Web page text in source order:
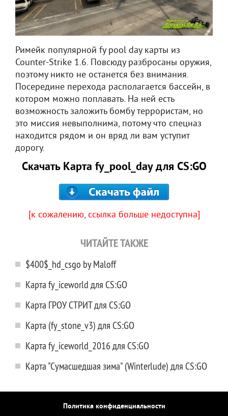
Римейк популярной fy pool day карты из
Counter-Strike 1.6. Повсюду разбросаны оружия,
поэтому никто не останется без внимания.
Посередине перехода располагается бассейн, в
котором можно поплавать. На ней есть
возможность заложить бомбу террористам, но
это миссия невыполнима, потому что спецназ
находится рядом и он вряд ли вам уступит
дорогу.
Скачать Карта fy_pool_day для CS:GO
[к сожалению, ссылка больше недоступна]
ЧИТАЙТЕ ТАКЖЕ
$400$_hd_csgo by Maloff
Карта fy_iceworld для CS:GO
Карта ГРОУ СТРИТ для CS:GO
Карта (fy_stone_v3) для CS:GO
Карта fy_iceworld_2016 для CS:GO
Карта "Сумасшедшая зима" (Winterlude) для CS:GO
Политика конфиденциальности